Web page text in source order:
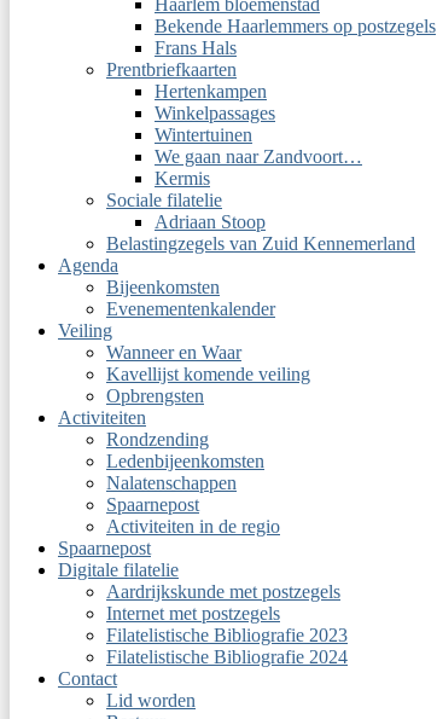
Haarlem bloemenstad
Bekende Haarlemmers op postzegels
Frans Hals
Prentbriefkaarten
Hertenkampen
Winkelpassages
Wintertuinen
We gaan naar Zandvoort…
Kermis
Sociale filatelie
Adriaan Stoop
Belastingzegels van Zuid Kennemerland
Agenda
Bijeenkomsten
Evenementenkalender
Veiling
Wanneer en Waar
Kavellijst komende veiling
Opbrengsten
Activiteiten
Rondzending
Ledenbijeenkomsten
Nalatenschappen
Spaarnepost
Activiteiten in de regio
Spaarnepost
Digitale filatelie
Aardrijkskunde met postzegels
Internet met postzegels
Filatelistische Bibliografie 2023
Filatelistische Bibliografie 2024
Contact
Lid worden